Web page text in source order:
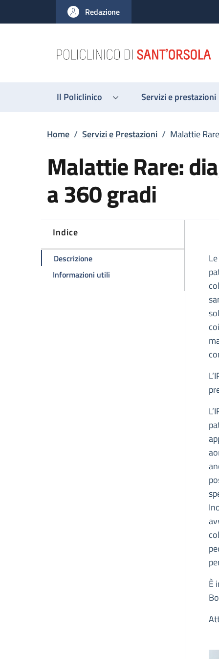
al contenuto principale
to footer content
Redazione
Il Policlinico Servizi e prestazioni
Briciole di pane
Home / Servizi e Prestazioni / Malattie
Malattie Rare:
a 360 gradi
Indice
Descrizionedella pagina Malattie Rare:
Informazioni utili della pagina Malattie Rare:
È